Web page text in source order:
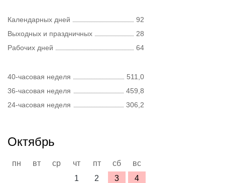
Календарных дней
92
Выходных и праздничных
28
Рабочих дней
64
40-часовая неделя
511,0
36-часовая неделя
459,8
24-часовая неделя
306,2
Октябрь
пн вт ср чт пт сб
вс
1
2 3
4